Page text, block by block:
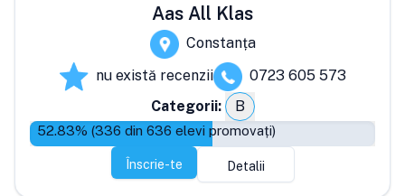
Aas All Klas
Constanța
nu există recenzii
0723 605 573
Categorii:
B
52.83% (336 din 636 elevi promovați)
Înscrie-te Detalii